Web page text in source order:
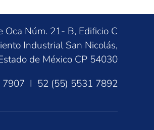
Oca Núm. 21- B, Edificio C
Industrial San Nicolás,
de México CP 54030
7907 I 52 (55) 5531 7892